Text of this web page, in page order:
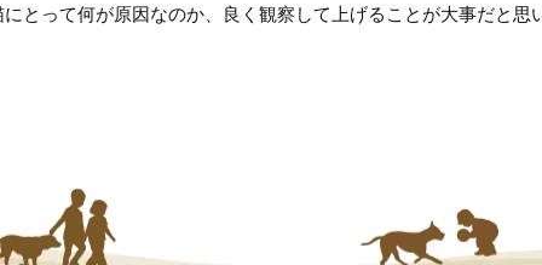
にとって何が原因なのか、良く観察して上げることが大事だと思